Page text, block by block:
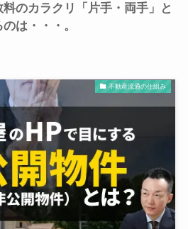
のカラクリ「片手・両手」と
は・・・。
不動産流通の仕組み